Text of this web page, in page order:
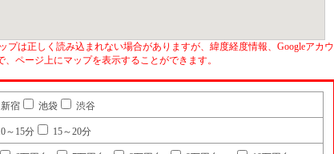
プは正しく読み込まれない場合がありますが、緯度経度情報、Googleアカウ
ページ上にマップを表示することができます。
新宿 池袋 渋谷
～15分 15～20分